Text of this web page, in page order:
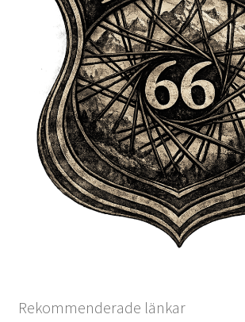
Rekommenderade länkar